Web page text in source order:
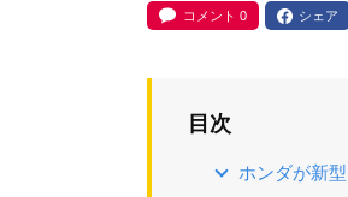
コメント 0 シェア
目次
ホンダが新